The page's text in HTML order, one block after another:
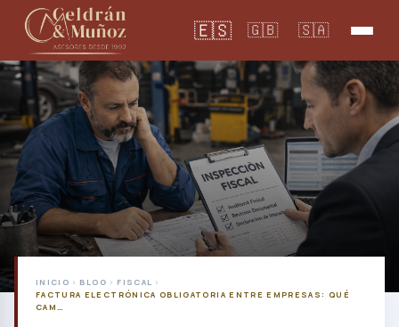
🇪🇸 🇬🇧 🇸🇦
INICIO › BLOG › FISCAL ›
FACTURA ELECTRÓNICA OBLIGATORIA ENTRE EMPRESAS: QUÉ
CAM…